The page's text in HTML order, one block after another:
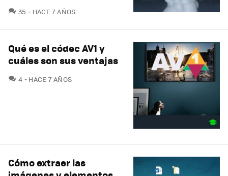
35 COMENTARIOS
HACE 7 AÑOS
Qué es el códec AV1 y
cuáles son sus ventajas
4 COMENTARIOS
HACE 7 AÑOS
Cómo extraer las